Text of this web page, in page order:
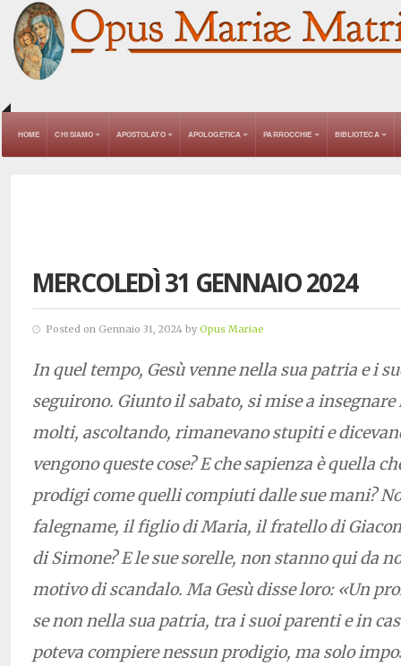
HOME CHI SIAMO APOSTOLATO APOLOGETICA PARROCCHIE BIBLIOTECA
MERCOLEDÌ 31 GENNAIO 2024
Posted on Gennaio 31, 2024 by Opus Mariae
In quel tempo, Gesù venne nella sua patria e i
seguirono. Giunto il sabato, si mise a insegnare
molti, ascoltando, rimanevano stupiti e
vengono queste cose? E che sapienza è quella
prodigi come quelli compiuti dalle sue mani?
falegname, il figlio di Maria, il fratello di
di Simone? E le sue sorelle, non stanno qui da
motivo di scandalo. Ma Gesù disse loro: «Un
se non nella sua patria, tra i suoi parenti e in
poteva compiere nessun prodigio, ma solo